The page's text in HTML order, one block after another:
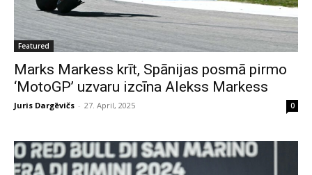
Featured
Marks Markess krīt, Spānijas posmā pirmo
‘MotoGP’ uzvaru izcīna Alekss Markess
Juris Dargēvičs - 27. April, 2025 0